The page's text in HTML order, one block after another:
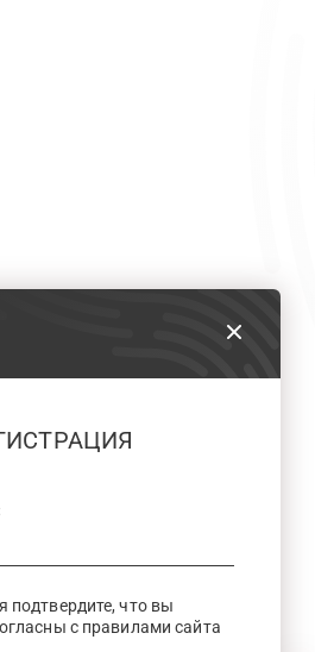
подтвердите, что вы
с правилами сайта